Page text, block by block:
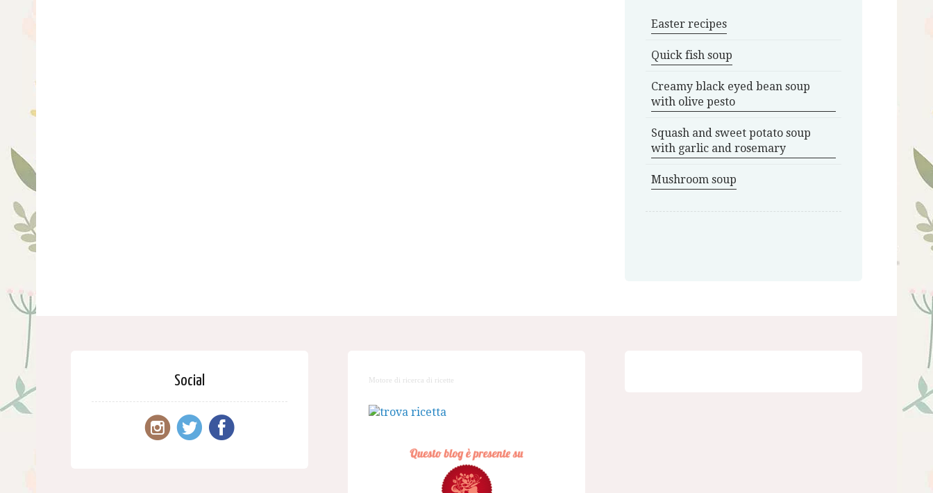
Easter recipes
Quick fish soup
Creamy black eyed bean soup
with olive pesto
Squash and sweet potato soup
with garlic and rosemary
Mushroom soup
Social Motore di ricerca di ricette